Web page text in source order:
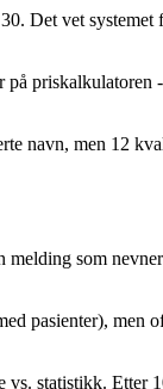
Det vet
priskalkulatoren
navn, men 12
som
pasienter),
statistikk. Etter